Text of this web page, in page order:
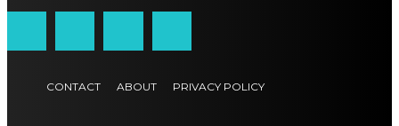
CONTACT ABOUT PRIVACY POLICY